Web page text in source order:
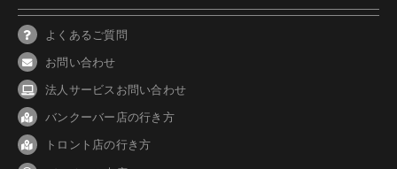
よくあるご質問
お問い合わせ
法人サービスお問い合わせ
バンクーバー店の行き方
トロント店の行き方